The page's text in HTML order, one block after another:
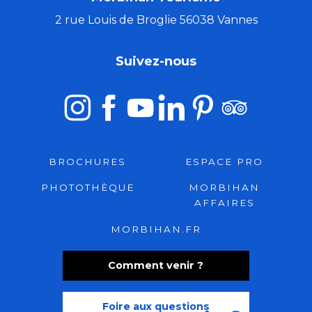
2 rue Louis de Broglie 56038 Vannes
Comment venir ?
Foire aux questions
Suivez-nous
BROCHURES ESPACE PRO
PHOTOTHÈQUE
MORBIHAN
AFFAIRES
MORBIHAN.FR